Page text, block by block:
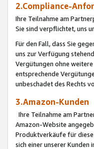
2.Compliance-
Ihre Teilnahme am
Sie sind verpflichtet, uns
Für den Fall, dass Sie
uns zur Verfügung
Vergütungen ohne
entsprechende
unbeschadet des Rechts
3.Amazon-Kunden
Ihre Teilnahme am
Amazon-Website
Produktverkäufe für diese
sich einer unserer